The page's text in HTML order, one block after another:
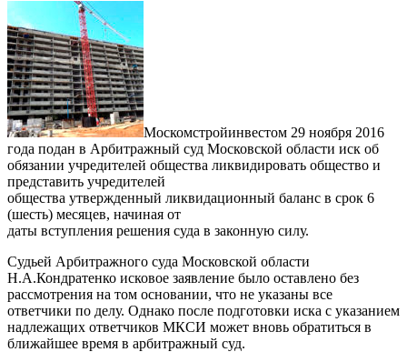
Москомстройинвестом 29 ноября 2016
года подан в Арбитражный суд Московской области иск об
обязании учредителей общества ликвидировать общество и
представить учредителей
общества утвержденный ликвидационный баланс в срок 6
(шесть) месяцев, начиная от
даты вступления решения суда в законную силу.
Судьей Арбитражного суда Московской области
Н.А.Кондратенко исковое заявление было оставлено без
рассмотрения на том основании, что не указаны все
ответчики по делу. Однако после подготовки иска с указанием
надлежащих ответчиков МКСИ может вновь обратиться в
ближайшее время в арбитражный суд.